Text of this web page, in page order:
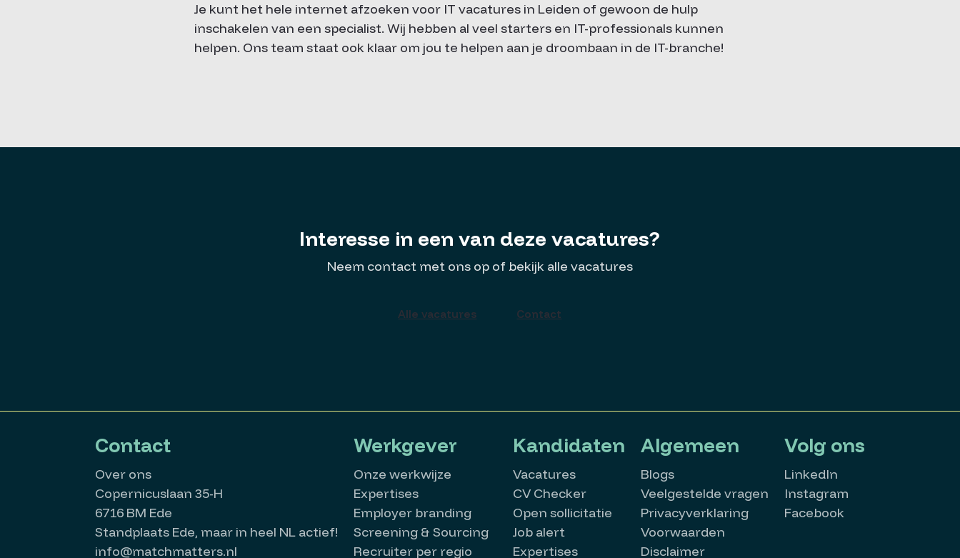
Je kunt het hele internet afzoeken voor IT vacatures in Leiden of gewoon de hulp
inschakelen van een specialist. Wij hebben al veel starters en IT-professionals kunnen
helpen. Ons team staat ook klaar om jou te helpen aan je droombaan in de IT-branche!
Interesse in een van deze vacatures?
Neem contact met ons op of bekijk alle vacatures
Alle vacatures Contact
Contact
Over ons
Copernicuslaan 35-H
6716 BM Ede
Standplaats Ede, maar in heel NL actief!
info@matchmatters.nl
Werkgever
Onze werkwijze
Expertises
Employer branding
Screening & Sourcing
Recruiter per regio
Kandidaten
Vacatures
CV Checker
Open sollicitatie
Job alert
Expertises
Algemeen
Blogs
Veelgestelde vragen
Privacyverklaring
Voorwaarden
Disclaimer
Volg ons
LinkedIn
Instagram
Facebook